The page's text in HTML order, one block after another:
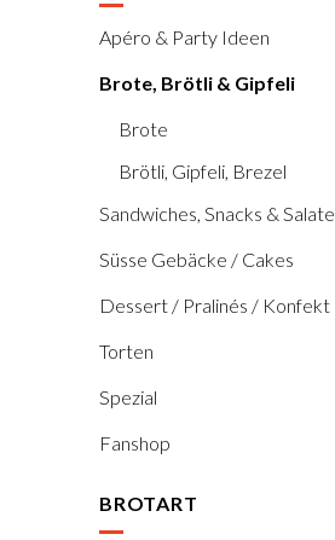
Apéro & Party Ideen
Brote, Brötli & Gipfeli
Brote
Brötli, Gipfeli, Brezel
Sandwiches, Snacks & Salate
Süsse Gebäcke / Cakes
Dessert / Pralinés / Konfekt
Torten
Spezial
Fanshop
BROTART